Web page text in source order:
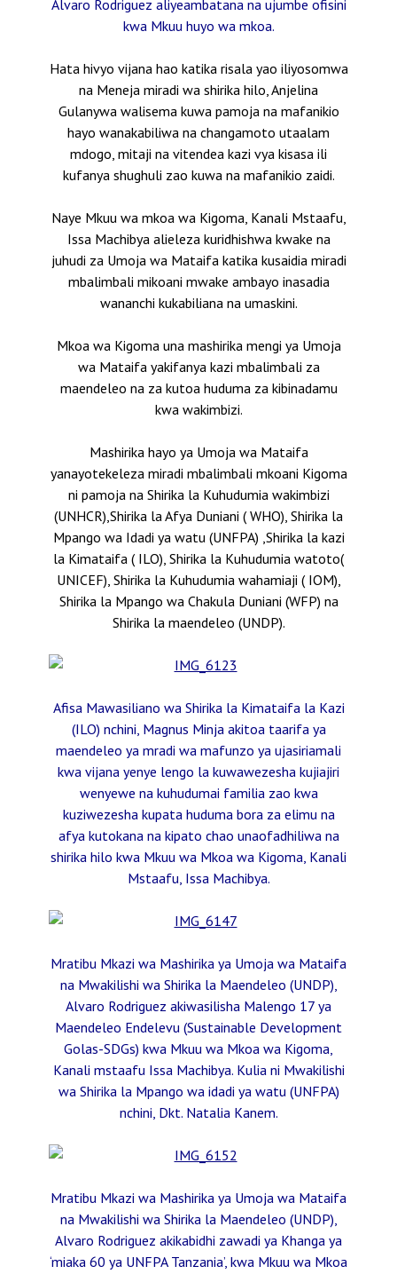
Alvaro Rodriguez aliyeambatana na ujumbe ofisini
kwa Mkuu huyo wa mkoa.
Hata hivyo vijana hao katika risala yao iliyosomwa
na Meneja miradi wa shirika hilo, Anjelina
Gulanywa walisema kuwa pamoja na mafanikio
hayo wanakabiliwa na changamoto utaalam
mdogo, mitaji na vitendea kazi vya kisasa ili
kufanya shughuli zao kuwa na mafanikio zaidi.
Naye Mkuu wa mkoa wa Kigoma, Kanali Mstaafu,
Issa Machibya alieleza kuridhishwa kwake na
juhudi za Umoja wa Mataifa katika kusaidia miradi
mbalimbali mikoani mwake ambayo inasadia
wananchi kukabiliana na umaskini.
Mkoa wa Kigoma una mashirika mengi ya Umoja
wa Mataifa yakifanya kazi mbalimbali za
maendeleo na za kutoa huduma za kibinadamu
kwa wakimbizi.
Mashirika hayo ya Umoja wa Mataifa
yanayotekeleza miradi mbalimbali mkoani Kigoma
ni pamoja na Shirika la Kuhudumia wakimbizi
(UNHCR),Shirika la Afya Duniani ( WHO), Shirika la
Mpango wa Idadi ya watu (UNFPA) ,Shirika la kazi
la Kimataifa ( ILO), Shirika la Kuhudumia watoto(
UNICEF), Shirika la Kuhudumia wahamiaji ( IOM),
Shirika la Mpango wa Chakula Duniani (WFP) na
Shirika la maendeleo (UNDP).
Afisa Mawasiliano wa Shirika la Kimataifa la Kazi
(ILO) nchini, Magnus Minja akitoa taarifa ya
maendeleo ya mradi wa mafunzo ya ujasiriamali
kwa vijana yenye lengo la kuwawezesha kujiajiri
wenyewe na kuhudumai familia zao kwa
kuziwezesha kupata huduma bora za elimu na
afya kutokana na kipato chao unaofadhiliwa na
shirika hilo kwa Mkuu wa Mkoa wa Kigoma, Kanali
Mstaafu, Issa Machibya.
Mratibu Mkazi wa Mashirika ya Umoja wa Mataifa
na Mwakilishi wa Shirika la Maendeleo (UNDP),
Alvaro Rodriguez akiwasilisha Malengo 17 ya
Maendeleo Endelevu (Sustainable Development
Golas-SDGs) kwa Mkuu wa Mkoa wa Kigoma,
Kanali mstaafu Issa Machibya. Kulia ni Mwakilishi
wa Shirika la Mpango wa idadi ya watu (UNFPA)
nchini, Dkt. Natalia Kanem.
Mratibu Mkazi wa Mashirika ya Umoja wa Mataifa
na Mwakilishi wa Shirika la Maendeleo (UNDP),
Alvaro Rodriguez akikabidhi zawadi ya Khanga ya
‘miaka 60 ya UNFPA Tanzania’, kwa Mkuu wa Mkoa